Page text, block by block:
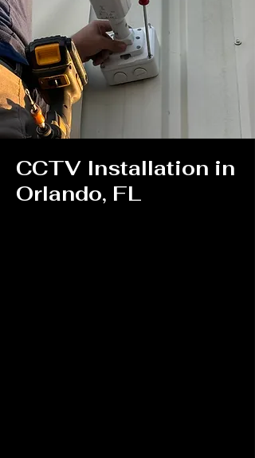
CCTV Installation in
Orlando, FL